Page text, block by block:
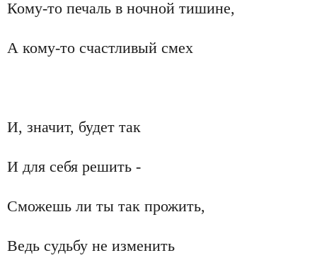
Кому-то печаль в ночной тишине,
А кому-то счастливый смех
И, значит, будет так
И для себя решить -
Сможешь ли ты так прожить,
Ведь судьбу не изменить